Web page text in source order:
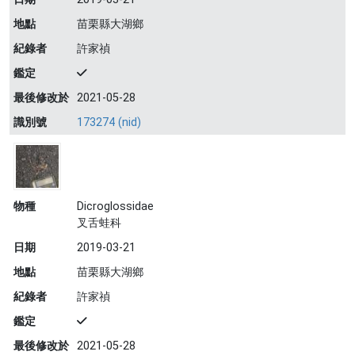
地點
苗栗縣大湖鄉
紀錄者
許家禎
鑑定
最後修改於 2021-05-28
識別號
173274 (nid)
物種
Dicroglossidae
叉舌蛙科
日期
2019-03-21
地點
苗栗縣大湖鄉
紀錄者
許家禎
鑑定
最後修改於 2021-05-28